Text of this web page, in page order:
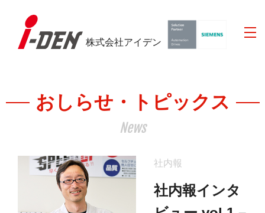
株式会社アイデン
おしらせ・トピックス
News
社内報
社内報インタ